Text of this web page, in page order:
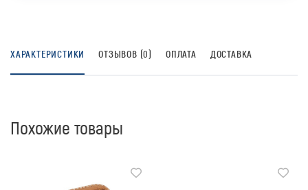
ХАРАКТЕРИСТИКИ ОТЗЫВОВ (0) ОПЛАТА ДОСТАВКА
Похожие товары